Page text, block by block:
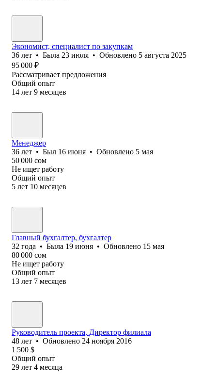
Экономист, специалист по закупкам
36 лет • Была 23 июля • Обновлено 5 августа 2025
95 000 ₽
Рассматривает предложения
Общий опыт
14 лет 9 месяцев
Менеджер
36 лет • Был 16 июня • Обновлено 5 мая
50 000 сом
Не ищет работу
Общий опыт
5 лет 10 месяцев
Главный бухгалтер, бухгалтер
32 года • Была 19 июня • Обновлено 15 мая
80 000 сом
Не ищет работу
Общий опыт
13 лет 7 месяцев
Руководитель проекта, Директор филиала
48 лет • Обновлено 24 ноября 2016
1 500 $
Общий опыт
29 лет 4 месяца